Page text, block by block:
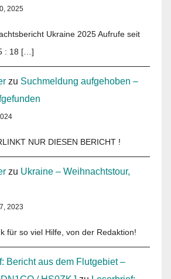
2025
Ukraine 2025 Aufrufe seit
: 18 […]
zu Suchmeldung aufgehoben –
NUR DIESEN BERICHT !
zu Ukraine – Weihnachtstour,
2023
für so viel Hilfe, von der Redaktion!
Bericht aus dem Flutgebiet –